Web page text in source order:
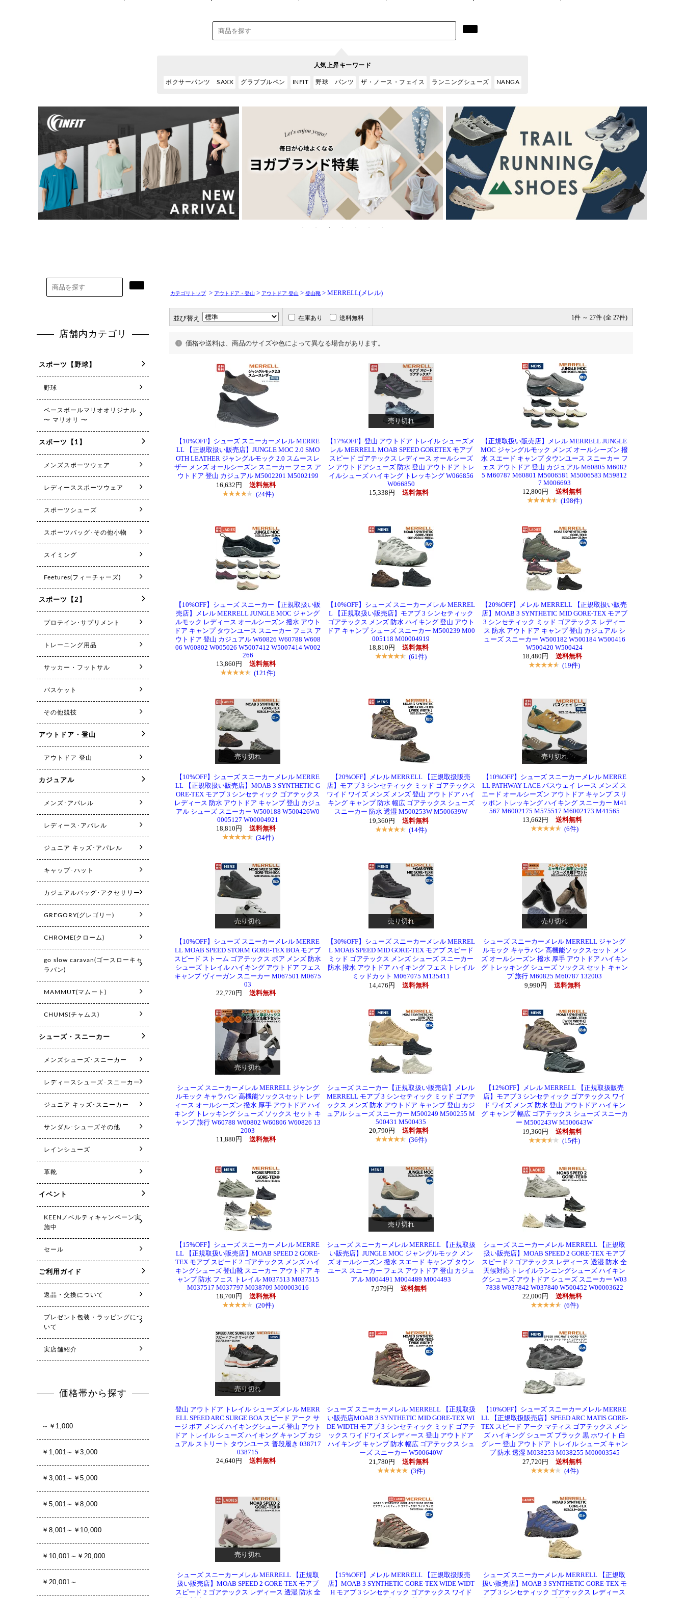
カテゴリトップ> アウトドア・登山 > アウトドア 登山 > 登山靴 > MERRELL(メレル)
並び替え 在庫あり 送料無料 1件 ～ 27件 (全 27件)
価格や送料は、商品のサイズや色によって異なる場合があります。
売り切れ
【10%OFF】シューズ スニーカーメレル MERRE
LL 【正規取扱い販売店】JUNGLE MOC 2.0 SMO
OTH LEATHER ジャングルモック 2.0 スムースレ
ザー メンズ オールシーズン スニーカー フェス ア
ウトドア 登山 カジュアル M5002201 M5002199
16,632円
送料無料
(24件)
【17%OFF】登山 アウトドア トレイル シューズメ
レル MERRELL MOAB SPEED GORETEX モアブ
スピード ゴアテックス レディース オールシーズ
ン アウトドアシューズ 防水 登山 アウトドア トレ
イルシューズ ハイキング トレッキング W066856
W066850
15,338円
送料無料
【正規取扱い販売店】メレル MERRELL JUNGLE
MOC ジャングルモック メンズ オールシーズン 撥
水 スエード キャンプ タウンユース スニーカー フ
ェス アウトドア 登山 カジュアル M60805 M6082
5 M60787 M60801 M5006581 M5006583 M59812
7 M006693
12,800円
送料無料
(198件)
【10%OFF】シューズ スニーカー【正規取扱い販
売店】メレル MERRELL JUNGLE MOC ジャング
ルモック レディース オールシーズン 撥水 アウト
ドア キャンプ タウンユース スニーカー フェス ア
ウトドア 登山 カジュアル W60826 W60788 W608
06 W60802 W005026 W5007412 W5007414 W002
266
13,860円
送料無料
(121件)
【10%OFF】シューズ スニーカーメレル MERREL
L 【正規取扱い販売店】モアブ 3 シンセティック
ゴアテックス メンズ 防水 ハイキング 登山 アウト
ドア キャンプ シューズ スニーカー M500239 M00
005118 M00004919
18,810円
送料無料
(61件)
【20%OFF】メレル MERRELL 【正規取扱い販売
店】MOAB 3 SYNTHETIC MID GORE-TEX モアブ
3 シンセティック ミッド ゴアテックス レディー
ス 防水 アウトドア キャンプ 登山 カジュアル シ
ューズ スニーカー W500182 W500184 W500416
W500420 W500424
18,480円
送料無料
(19件)
売り切れ 売り切れ
【10%OFF】シューズ スニーカーメレル MERRE
LL 【正規取扱い販売店】MOAB 3 SYNTHETIC G
ORE-TEX モアブ 3 シンセティック ゴアテックス
レディース 防水 アウトドア キャンプ 登山 カジュ
アル シューズ スニーカー W500188 W500426W0
0005127 W00004921
18,810円
送料無料
(34件)
【20%OFF】メレル MERRELL 【正規取扱販売
店】モアブ 3 シンセティック ミッド ゴアテックス
ワイド ワイズ メンズ メンズ 登山 アウトドア ハイ
キング キャンプ 防水 幅広 ゴアテックス シューズ
スニーカー 防水 透湿 M500253W M500639W
19,360円
送料無料
(14件)
【10%OFF】シューズ スニーカーメレル MERRE
LL PATHWAY LACE パスウェイ レース メンズ ス
エード オールシーズン アウトドア キャンプ スリ
ッポン トレッキング ハイキング スニーカー M41
567 M6002175 M575517 M6002173 M41565
13,662円
送料無料
(6件)
売り切れ 売り切れ 売り切れ
【10%OFF】シューズ スニーカーメレル MERRE
LL MOAB SPEED STORM GORE-TEX BOA モアブ
スピード ストーム ゴアテックス ボア メンズ 防水
シューズ トレイル ハイキング アウトドア フェス
キャンプ ヴィーガン スニーカー M067501 M0675
03
22,770円
送料無料
【30%OFF】シューズ スニーカーメレル MERREL
L MOAB SPEED MID GORE-TEX モアブ スピード
ミッド ゴアテックス メンズ シューズ スニーカー
防水 撥水 アウトドア ハイキング フェス トレイル
ミッドカット M067075 M135411
14,476円
送料無料
シューズ スニーカーメレル MERRELL ジャング
ルモック キャラバン 高機能ソックスセット メン
ズ オールシーズン 撥水 厚手 アウトドア ハイキン
グ トレッキング シューズ ソックス セット キャン
プ 旅行 M60825 M60787 132003
9,990円
送料無料
売り切れ
シューズ スニーカーメレル MERRELL ジャング
ルモック キャラバン 高機能ソックスセット レデ
ィース オールシーズン 撥水 厚手 アウトドア ハイ
キング トレッキング シューズ ソックス セット キ
ャンプ 旅行 W60788 W60802 W60806 W60826 13
2003
11,880円
送料無料
シューズ スニーカー【正規取扱い販売店】メレル
MERRELL モアブ 3 シンセティック ミッド ゴアテ
ックス メンズ 防水 アウトドア キャンプ 登山 カジ
ュアル シューズ スニーカー M500249 M500255 M
500431 M500435
20,790円
送料無料
(36件)
【12%OFF】メレル MERRELL 【正規取扱販売
店】モアブ 3 シンセティック ゴアテックス ワイ
ド ワイズ メンズ 防水 登山 アウトドア ハイキン
グ キャンプ 幅広 ゴアテックス シューズ スニーカ
ー M500243W M500643W
19,360円
送料無料
(15件)
売り切れ
【15%OFF】シューズ スニーカーメレル MERRE
LL 【正規取扱い販売店】MOAB SPEED 2 GORE-
TEX モアブ スピード 2 ゴアテックス メンズ ハイ
キングシューズ 登山靴 スニーカー アウトドア キ
ャンプ 防水 フェス トレイル M037513 M037515
M037517 M037797 M038709 M00003616
18,700円
送料無料
(20件)
シューズ スニーカーメレル MERRELL 【正規取扱
い販売店】JUNGLE MOC ジャングルモック メン
ズ オールシーズン 撥水 スエード キャンプ タウン
ユース スニーカー フェス アウトドア 登山 カジュ
アル M004491 M004489 M004493
7,979円
送料無料
シューズ スニーカーメレル MERRELL 【正規取
扱い販売店】MOAB SPEED 2 GORE-TEX モアブ
スピード 2 ゴアテックス レディース 透湿 防水 全
天候対応 トレイルランニングシューズ ハイキン
グシューズ アウトドア シューズ スニーカー W03
7838 W037842 W037840 W500452 W00003622
22,000円
送料無料
(6件)
売り切れ
登山 アウトドア トレイル シューズメレル MERR
ELL SPEED ARC SURGE BOA スピード アーク サ
ージ ボア メンズ ハイキングシューズ 登山 アウト
ドア トレイル シューズ ハイキング キャンプ カジ
ュアル ストリート タウンユース 普段履き 038717
038715
24,640円
送料無料
シューズ スニーカーメレル MERRELL 【正規取扱
い販売店MOAB 3 SYNTHETIC MID GORE-TEX WI
DE WIDTH モアブ 3 シンセティック ミッド ゴアテ
ックス ワイドワイズ レディース 登山 アウトドア
ハイキング キャンプ 防水 幅広 ゴアテックス シュ
ーズ スニーカー W500640W
21,780円
送料無料
(3件)
【10%OFF】シューズ スニーカーメレル MERRE
LL 【正規取扱販売店】SPEED ARC MATIS GORE-
TEX スピード アーク マティス ゴアテックス メン
ズ ハイキング シューズ ブラック 黒 ホワイト 白
グレー 登山 アウトドア トレイル シューズ キャン
プ 防水 透湿 M038253 M038255 M00003545
27,720円
送料無料
(4件)
売り切れ
シューズ スニーカーメレル MERRELL 【正規取
扱い販売店】MOAB SPEED 2 GORE-TEX モアブ
スピード 2 ゴアテックス レディース 透湿 防水 全
【15%OFF】メレル MERRELL 【正規取扱販売
店】MOAB 3 SYNTHETIC GORE-TEX WIDE WIDT
H モアブ 3 シンセティック ゴアテックス ワイド
シューズ スニーカーメレル MERRELL 【正規取
扱い販売店】MOAB 3 SYNTHETIC GORE-TEX モ
アブ 3 シンセティック ゴアテックス レディース